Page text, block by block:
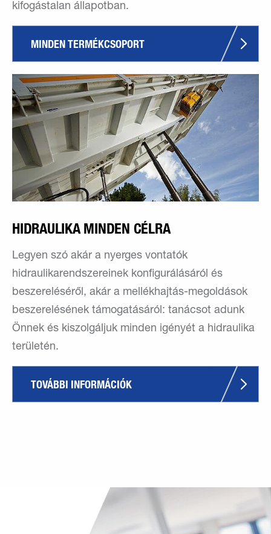
kifogástalan állapotban.
MINDEN TERMÉKCSOPORT
HIDRAULIKA MINDEN CÉLRA
Legyen szó akár a nyerges vontatók
hidraulikarendszereinek konfigurálásáról és
beszereléséről, akár a mellékhajtás-megoldások
beszerelésének támogatásáról: tanácsot adunk
Önnek és kiszolgáljuk minden igényét a hidraulika
területén.
TOVÁBBI INFORMÁCIÓK